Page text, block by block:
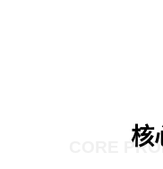
核
CORE